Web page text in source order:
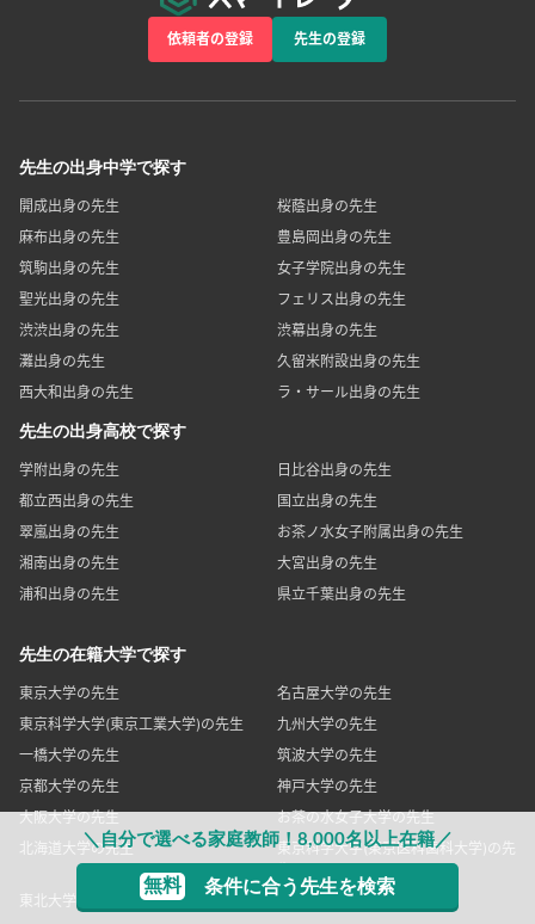
＼自分で選べる家庭教師！8,000名以上在籍／
無料 条件に合う先生を検索
依頼者の登録 先生の登録
先生の出身中学で探す
開成出身の先生
桜蔭出身の先生
麻布出身の先生
豊島岡出身の先生
筑駒出身の先生
女子学院出身の先生
聖光出身の先生
フェリス出身の先生
渋渋出身の先生
渋幕出身の先生
灘出身の先生
久留米附設出身の先生
西大和出身の先生
ラ・サール出身の先生
先生の出身高校で探す
学附出身の先生
日比谷出身の先生
都立西出身の先生
国立出身の先生
翠嵐出身の先生
お茶ノ水女子附属出身の先生
湘南出身の先生
大宮出身の先生
浦和出身の先生
県立千葉出身の先生
先生の在籍大学で探す
東京大学の先生
名古屋大学の先生
東京科学大学(東京工業大学)の先生
九州大学の先生
一橋大学の先生
筑波大学の先生
京都大学の先生
神戸大学の先生
大阪大学の先生
お茶の水女子大学の先生
北海道大学の先生
東京科学大学(東京医科歯科大学)の先
東北大学の先生